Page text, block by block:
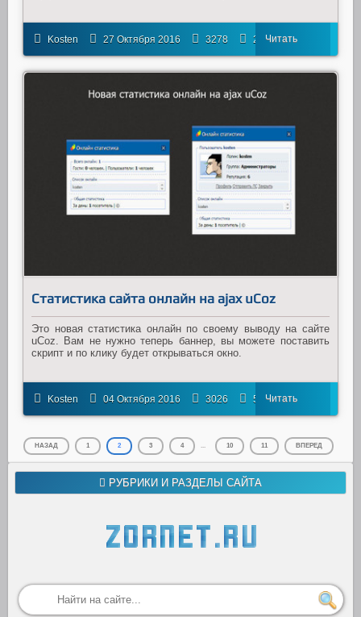
Kosten 27 Октября 2016 3278 20 Читать
далее
Статистика сайта онлайн на ajax uCoz
Это новая статистика онлайн по своему выводу на сайте
uCoz. Вам не нужно теперь баннер, вы можете поставить
скрипт и по клику будет открываться окно.
Kosten 04 Октября 2016 3026 5 Читать
НАЗАД 1 2 3 4 ... 10 11 ВПЕРЕД
РУБРИКИ И РАЗДЕЛЫ САЙТА